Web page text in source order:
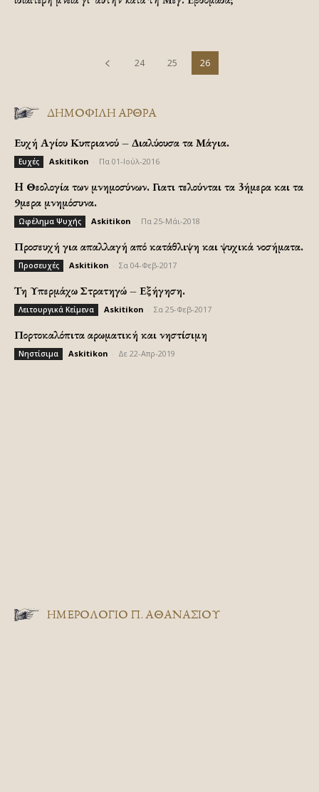
24 25 26
ΔΗΜΟΦΙΛΗ ΑΡΘΡΑ
Ευχή Αγίου Κυπριανού – Διαλύουσα τα Μάγια.
Ευχές Askitikon Πα 01-Ιούλ-2016
H Θεολογία των μνημοσύνων. Γιατι τελούνται τα 3ήμερα και τα
9μερα μνημόσυνα.
Ωφέλημα Ψυχής Askitikon Πα 25-Μάι-2018
Προσευχή για απαλλαγή από κατάθλιψη και ψυχικά νοσήματα.
Προσευχές Askitikon Σα 04-Φεβ-2017
Τη Υπερμάχω Στρατηγώ – Εξήγηση.
Λειτουργικά Κείμενα Askitikon Σα 25-Φεβ-2017
Πορτοκαλόπιτα αρωματική και νηστίσιμη
Νηστίσιμα Askitikon Δε 22-Απρ-2019
ΗΜΕΡΟΛΟΓΙΟ Π. ΑΘΑΝΑΣΙΟΥ